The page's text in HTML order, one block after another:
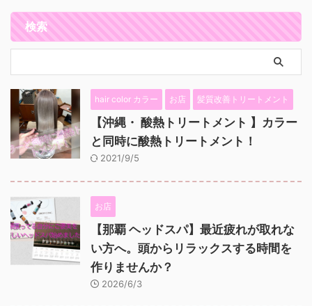
検索
hair color カラー お店 髪質改善トリートメント
【沖縄・ 酸熱トリートメント 】カラー
と同時に酸熱トリートメント！
2021/9/5
お店
【那覇 ヘッドスパ】最近疲れが取れな
い方へ。頭からリラックスする時間を
作りませんか？
2026/6/3